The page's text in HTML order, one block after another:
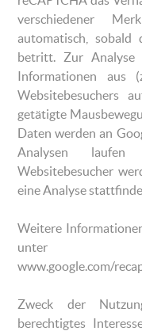
verschiedener
automatisch, sobald
betritt. Zur Analyse
Informationen aus
Websitebesuchers
getätigte
Daten werden an
Analysen laufen
Websitebesucher
eine Analyse
Weitere
unter
www.google.com/
Zweck der
berechtigtes